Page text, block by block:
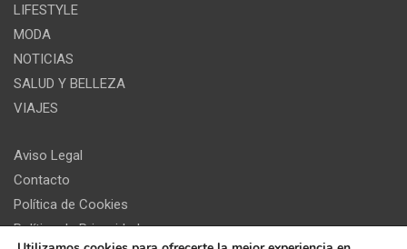
LIFESTYLE
MODA
NOTICIAS
SALUD Y BELLEZA
VIAJES
Aviso Legal
Contacto
Política de Cookies
Política de Privacidad